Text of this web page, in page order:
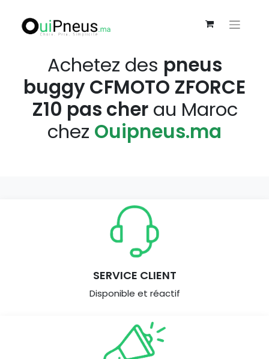
Achetez des pneus
buggy CFMOTO ZFORCE
Z10 pas cherau Maroc
chez Ouipneus.ma
SERVICE CLIENT
Disponible et réactif